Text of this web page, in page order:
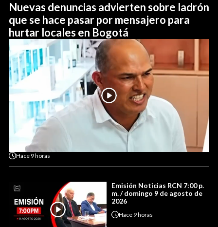
Nuevas denuncias advierten sobre ladrón
que se hace pasar por mensajero para
hurtar locales en Bogotá
Hace 9 horas
Emisión Noticias RCN 7:00 p.
m. / domingo 9 de agosto de
2026
Hace 9 horas